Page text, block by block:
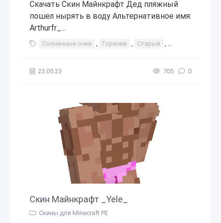
Скачать Скин Майнкрафт Дед пляжный
пошел нырять в воду Альтернативное имя:
Arthurfr_...
Солнечные очки , Горячий , Старый , Старик
23.05.23 705 0
Скин Майнкрафт _Yele_
Скины для Minecraft PE